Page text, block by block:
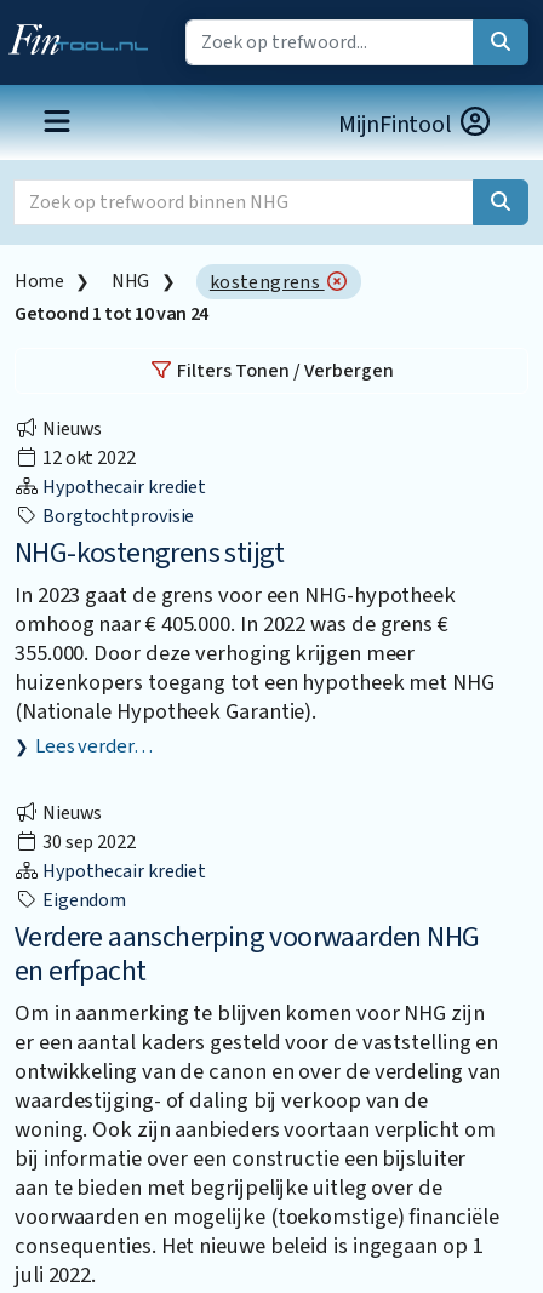
MijnFintool
Home NHG
kostengrens
Getoond1tot10van 24
Filters Tonen / Verbergen
Nieuws
12 okt 2022
Hypothecair krediet
Borgtochtprovisie
NHG-kostengrens stijgt
In 2023 gaat de grens voor een NHG-hypotheek
omhoog naar € 405.000. In 2022 was de grens €
355.000. Door deze verhoging krijgen meer
huizenkopers toegang tot een hypotheek met NHG
(Nationale Hypotheek Garantie).
Lees verder…
Nieuws
30 sep 2022
Hypothecair krediet
Eigendom
Verdere aanscherping voorwaarden NHG
en erfpacht
Om in aanmerking te blijven komen voor NHG zijn
er een aantal kaders gesteld voor de vaststelling en
ontwikkeling van de canon en over de verdeling van
waardestijging- of daling bij verkoop van de
woning. Ook zijn aanbieders voortaan verplicht om
bij informatie over een constructie een bijsluiter
aan te bieden met begrijpelijke uitleg over de
voorwaarden en mogelijke (toekomstige) financiële
consequenties. Het nieuwe beleid is ingegaan op 1
juli 2022.